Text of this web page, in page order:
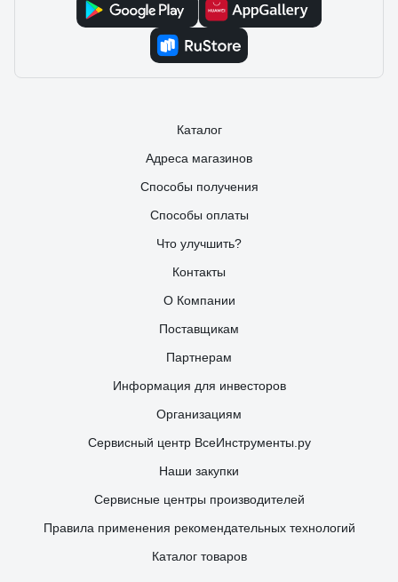
Каталог
Адреса магазинов
Способы получения
Способы оплаты
Что улучшить?
Контакты
О Компании
Поставщикам
Партнерам
Информация для инвесторов
Организациям
Сервисный центр ВсеИнструменты.ру
Наши закупки
Сервисные центры производителей
Правила применения рекомендательных технологий
Каталог товаров